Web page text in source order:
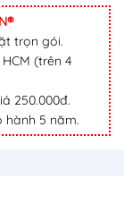
trọn gói.
(trên 4
250.000đ.
hành 5 năm.